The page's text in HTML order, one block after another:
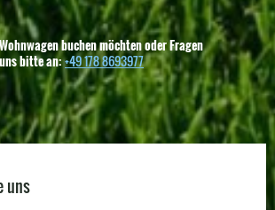
buchen möchten oder Fragen
bitte an:+49 178 8693977
uns